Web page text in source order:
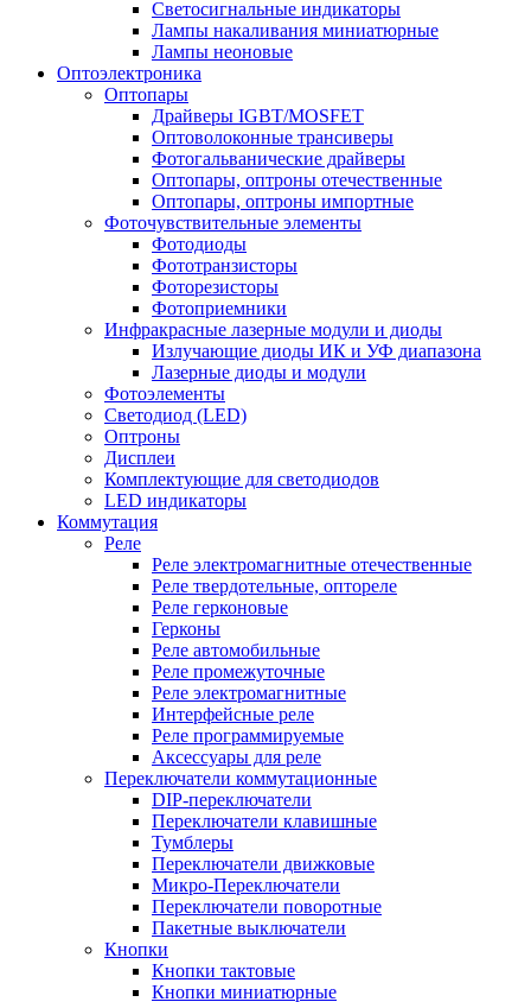
Светосигнальные индикаторы
Лампы накаливания миниатюрные
Лампы неоновые
Оптоэлектроника
Оптопары
Драйверы IGBT/MOSFET
Оптоволоконные трансиверы
Фотогальванические драйверы
Оптопары, оптроны отечественные
Оптопары, оптроны импортные
Фоточувствительные элементы
Фотодиоды
Фототранзисторы
Фоторезисторы
Фотоприемники
Инфракрасные лазерные модули и диоды
Излучающие диоды ИК и УФ диапазона
Лазерные диоды и модули
Фотоэлементы
Светодиод (LED)
Оптроны
Дисплеи
Комплектующие для светодиодов
LED индикаторы
Коммутация
Реле
Реле электромагнитные отечественные
Реле твердотельные, оптореле
Реле герконовые
Герконы
Реле автомобильные
Реле промежуточные
Реле электромагнитные
Интерфейсные реле
Реле программируемые
Аксессуары для реле
Переключатели коммутационные
DIP-переключатели
Переключатели клавишные
Тумблеры
Переключатели движковые
Микро-Переключатели
Переключатели поворотные
Пакетные выключатели
Кнопки
Кнопки тактовые
Кнопки миниатюрные